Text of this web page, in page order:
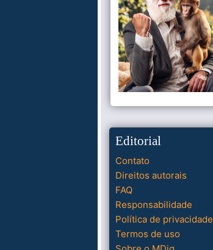
Editorial
Contato
Direitos autorais
FAQ
Responsabilidade
Política de privacidade
Termos de uso